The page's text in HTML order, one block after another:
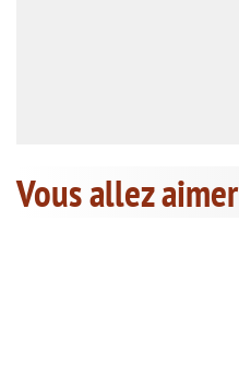
Vous allez aimer